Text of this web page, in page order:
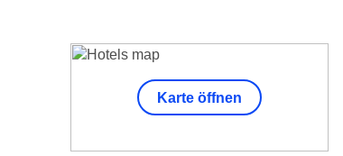
Karte öffnen